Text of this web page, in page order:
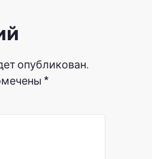
опубликован.
*